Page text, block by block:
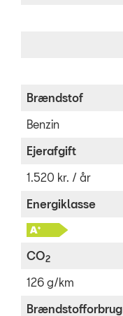
Brændstof
Benzin
Ejerafgift
1.520 kr. / år
Energiklasse
CO2
126 g/km
Brændstofforbrug